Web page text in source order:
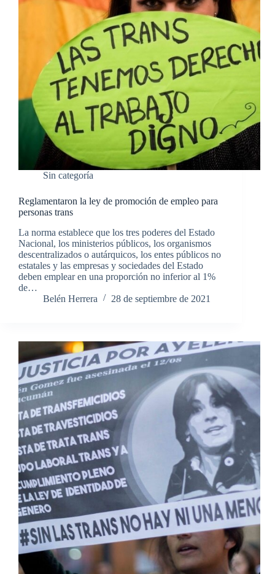
Sin categoría
Reglamentaron la ley de promoción de empleo para
personas trans
La norma establece que los tres poderes del Estado
Nacional, los ministerios públicos, los organismos
descentralizados o autárquicos, los entes públicos no
estatales y las empresas y sociedades del Estado
deben emplear en una proporción no inferior al 1%
de…
Belén Herrera
28 de septiembre de 2021